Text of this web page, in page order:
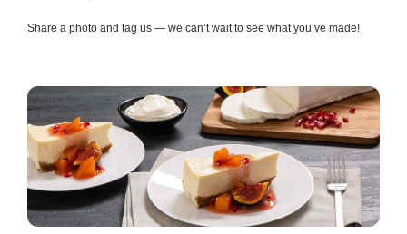
Share a photo and tag us — we can’t wait to see what you’ve made!